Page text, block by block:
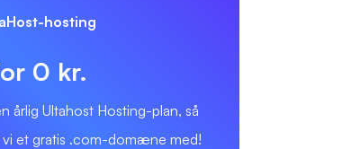
hosting
0 kr.
årlig Ultahost Hosting-plan, så
vi et gratis .com-domæne med!